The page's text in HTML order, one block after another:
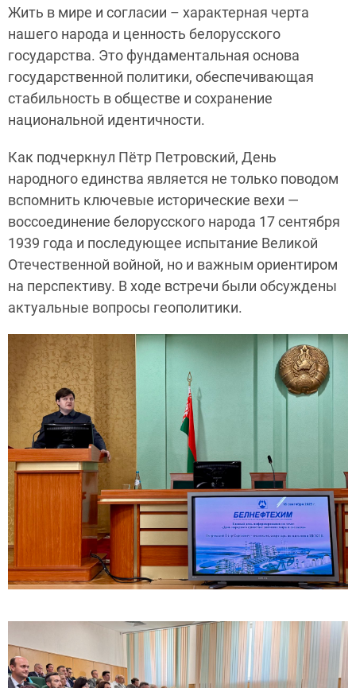
Жить в мире и согласии – характерная черта
нашего народа и ценность белорусского
государства. Это фундаментальная основа
государственной политики, обеспечивающая
стабильность в обществе и сохранение
национальной идентичности.
Как подчеркнул Пётр Петровский, День
народного единства является не только поводом
вспомнить ключевые исторические вехи —
воссоединение белорусского народа 17 сентября
1939 года и последующее испытание Великой
Отечественной войной, но и важным ориентиром
на перспективу. В ходе встречи были обсуждены
актуальные вопросы геополитики.